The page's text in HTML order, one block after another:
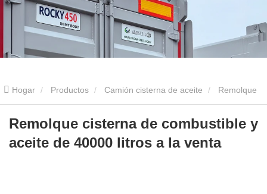
Hogar Productos Camión cisterna de aceite
cisterna de combustible y aceite de 40000 litros a la venta
Remolque cisterna de combustible y
aceite de 40000 litros a la venta